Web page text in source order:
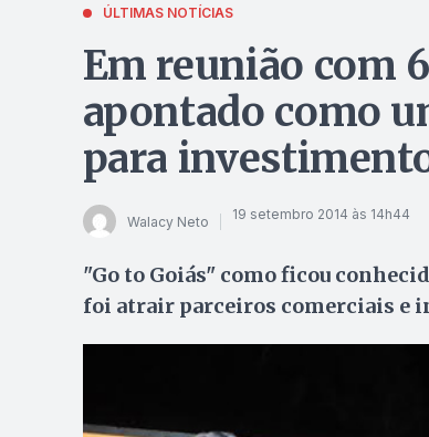
ÚLTIMAS NOTÍCIAS
Em reunião com
apontado como
para
Walacy Neto 19 setembro 2014 às 14h44
"Go to Goiás" como ficou
foi atrair parceiros comerciais e